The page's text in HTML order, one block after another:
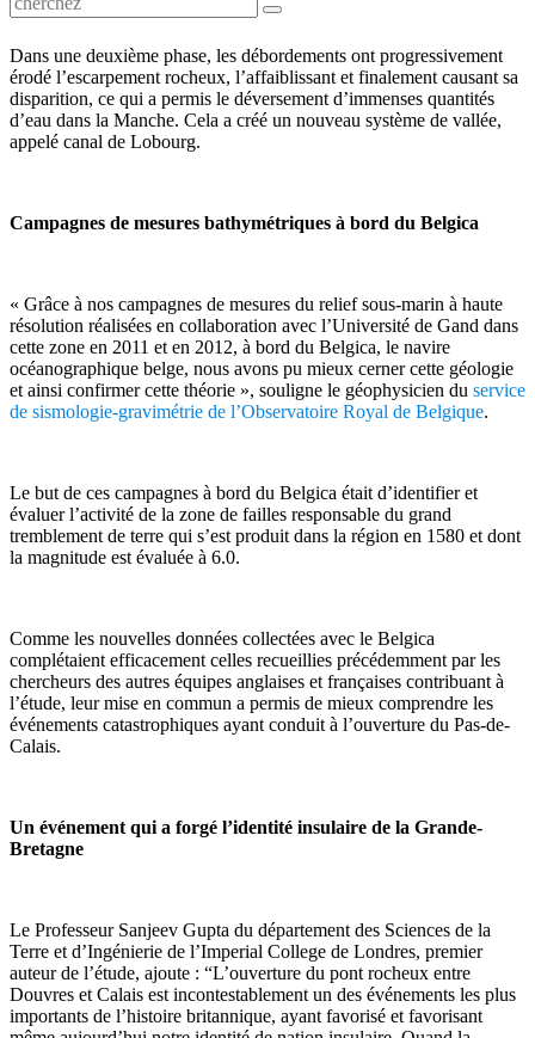
Dans une deuxième phase, les débordements ont progressivement
érodé l’escarpement rocheux, l’affaiblissant et finalement causant sa
disparition, ce qui a permis le déversement d’immenses quantités
d’eau dans la Manche. Cela a créé un nouveau système de vallée,
appelé canal de Lobourg.
Campagnes de mesures bathymétriques à bord du Belgica
« Grâce à nos campagnes de mesures du relief sous-marin à haute
résolution réalisées en collaboration avec l’Université de Gand dans
cette zone en 2011 et en 2012, à bord du Belgica, le navire
océanographique belge, nous avons pu mieux cerner cette géologie
et ainsi confirmer cette théorie », souligne le géophysicien du service
de sismologie-gravimétrie de l’Observatoire Royal de Belgique.
Le but de ces campagnes à bord du Belgica était d’identifier et
évaluer l’activité de la zone de failles responsable du grand
tremblement de terre qui s’est produit dans la région en 1580 et dont
la magnitude est évaluée à 6.0.
Comme les nouvelles données collectées avec le Belgica
complétaient efficacement celles recueillies précédemment par les
chercheurs des autres équipes anglaises et françaises contribuant à
l’étude, leur mise en commun a permis de mieux comprendre les
événements catastrophiques ayant conduit à l’ouverture du Pas-de-
Calais.
Un événement qui a forgé l’identité insulaire de la Grande-
Bretagne
Le Professeur Sanjeev Gupta du département des Sciences de la
Terre et d’Ingénierie de l’Imperial College de Londres, premier
auteur de l’étude, ajoute : “L’ouverture du pont rocheux entre
Douvres et Calais est incontestablement un des événements les plus
importants de l’histoire britannique, ayant favorisé et favorisant